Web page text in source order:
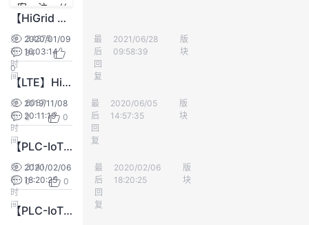
注
的
开
发
者
学
堂
我
我
的
Programs
我
的
支
持
我
的
我
客
注
丝
【HiGrid T1】台区智能融合终端推荐扩展方案，方案及调测问题可跟帖提问
发
布
时
间
2020/01/09
16:03:14
最
后
回
复
Maven
2021/06/28
09:58:39
版
块
34875
84
0
【LTE】Hi-Grid T1已适配支持的LTE模块规格列表
发
布
时
间
2019/11/08
20:11:19
最
后
回
复
冯士曦
2020/06/05
14:57:35
版
块
6087
2
0
【PLC-IoT产品介绍】概述 - 第3期
发
布
时
间
2020/02/06
18:20:25
最
后
回
复
daiwei
2020/02/06
18:20:25
版
块
3141
0
0
【PLC-IoT产品介绍】概述 - 第2期